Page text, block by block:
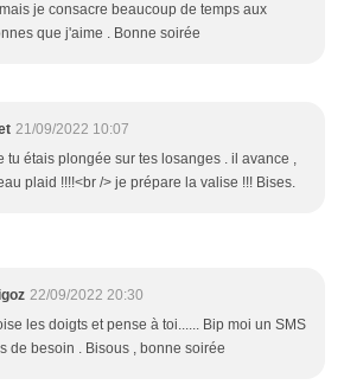
je consacre beaucoup de temps aux
que j'aime . Bonne soirée
21/09/2022 10:07
tu étais plongée sur tes losanges . il avance ,
plaid !!!!<br /> je prépare la valise !!! Bises.
22/09/2022 20:30
les doigts et pense à toi...... Bip moi un SMS
de besoin . Bisous , bonne soirée